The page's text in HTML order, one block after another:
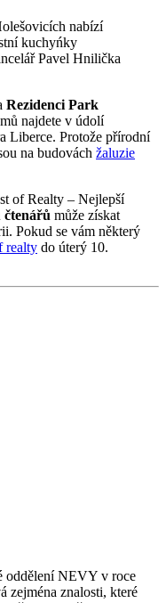
nabízí
kuchyńky
Pavel Hnilička
Rezidenci Park
najdete v údolí
Liberce. Protože přírodní
na budovách žaluzie
of Realty – Nejlepší
čtenářů může získat
Pokud se vám některý
realty do úterý 10.
oddělení NEVY v roce
zejména znalosti, které